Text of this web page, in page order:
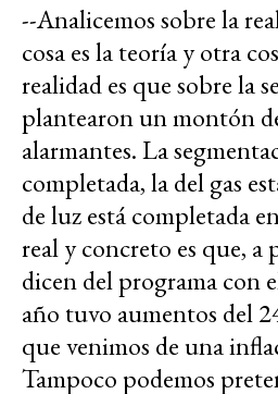
--Analicemos sobre la
cosa es la teoría y otra
realidad es que sobre la
plantearon un montón
alarmantes. La
completada, la del gas
de luz está completada
real y concreto es que, a
dicen del programa con
año tuvo aumentos del
que venimos de una
Tampoco podemos